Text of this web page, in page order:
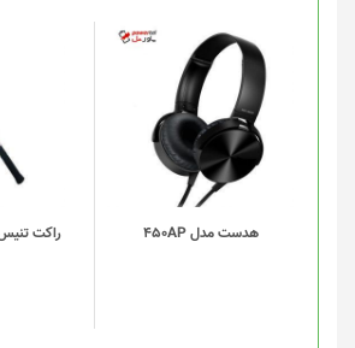
محصول
انتخاب
شوند
هدست مدل 450AP